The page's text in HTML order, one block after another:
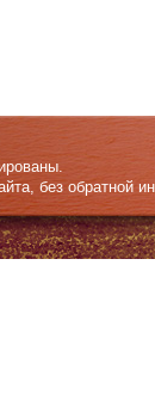
без обратной